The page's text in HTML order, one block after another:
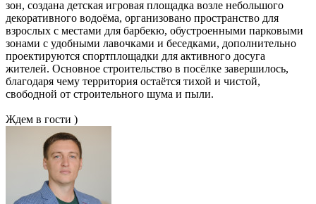
зон, создана детская игровая площадка возле небольшого
декоративного водоёма, организовано пространство для
взрослых с местами для барбекю, обустроенными парковыми
зонами с удобными лавочками и беседками, дополнительно
проектируются спортплощадки для активного досуга
жителей. Основное строительство в посёлке завершилось,
благодаря чему территория остаётся тихой и чистой,
свободной от строительного шума и пыли.
Ждем в гости )